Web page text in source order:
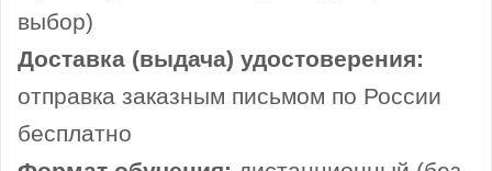
выбор)
Доставка (выдача) удостоверения:
отправка заказным письмом по России
бесплатно